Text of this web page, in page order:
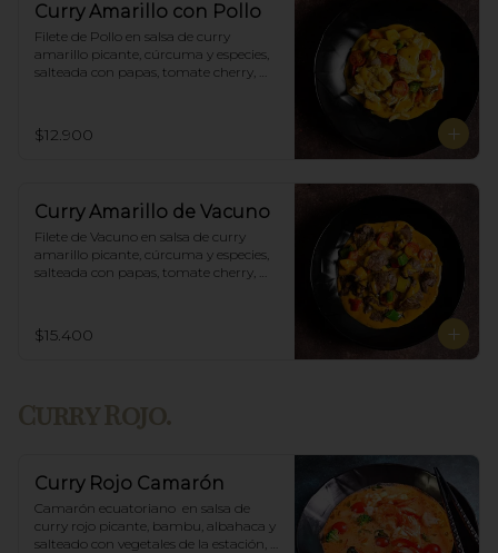
Curry Amarillo con Pollo
Filete de Pollo en salsa de curry
amarillo picante, cúrcuma y especies,
salteada con papas, tomate cherry,
$12.900
Curry Amarillo de Vacuno
Filete de Vacuno en salsa de curry
amarillo picante, cúrcuma y especies,
salteada con papas, tomate cherry,
$15.400
Curry Rojo.
Curry Rojo Camarón
Camarón ecuatoriano  en salsa de
curry rojo picante, bambu, albahaca y
salteado con vegetales de la estación,